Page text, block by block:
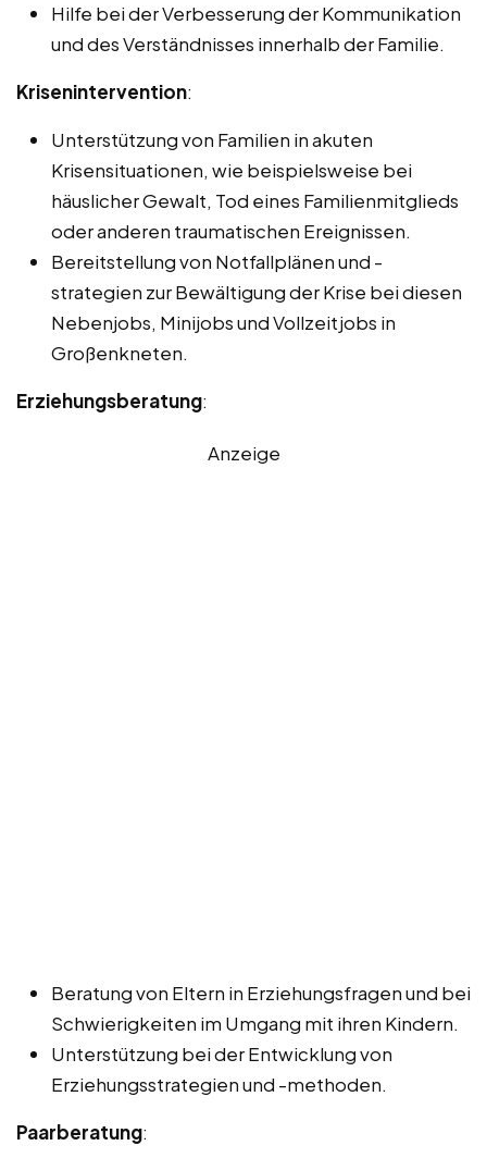
Hilfe bei der Verbesserung der Kommunikation
und des Verständnisses innerhalb der Familie.
Krisenintervention:
Unterstützung von Familien in akuten
Krisensituationen, wie beispielsweise bei
häuslicher Gewalt, Tod eines Familienmitglieds
oder anderen traumatischen Ereignissen.
Bereitstellung von Notfallplänen und -
strategien zur Bewältigung der Krise bei diesen
Nebenjobs, Minijobs und Vollzeitjobs in
Großenkneten.
Erziehungsberatung:
Anzeige
Beratung von Eltern in Erziehungsfragen und bei
Schwierigkeiten im Umgang mit ihren Kindern.
Unterstützung bei der Entwicklung von
Erziehungsstrategien und -methoden.
Paarberatung: